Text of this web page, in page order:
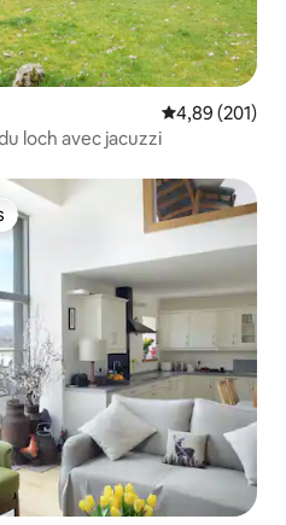
Évaluation
4,89 (201)
loch avec jacuzzi
plus appréciés